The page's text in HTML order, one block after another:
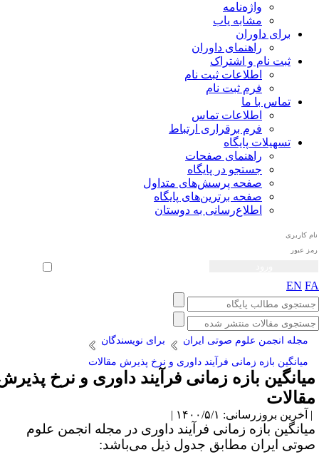
واژه‌نامه
مشابه یاب
برای داوران
راهنمای داوران
ثبت نام و اشتراک
اطلاعات ثبت نام
فرم ثبت نام
تماس با ما
اطلاعات تماس
فرم برقراری ارتباط
تسهیلات پایگاه
راهنمای صفحات
جستجو در پایگاه
صفحه پرسش‌های متداول
صفحه برترین‌های پایگاه
اطلاع‌رسانی به دوستان
ورود خودکار
EN
مجله انجمن علوم صوتی ایران
برای نویسندگان
میانگین بازه زمانی فرآیند داوری و نرخ پذیرش مقالات
بازه زمانی فرآیند داوری و نرخ پذیرش
بروزرسانی: ۱۴۰۰/۵/۱ |
بازه زمانی فرآیند داوری در مجله انجمن علوم
ایران مطابق جدول ذیل می‌باشد: